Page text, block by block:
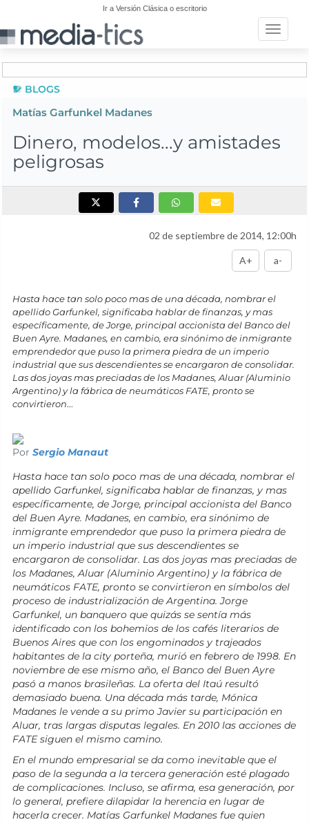
Ir a Versión Clásica o escritorio
Toggle
BLOGS
Matías Garfunkel Madanes
Dinero, modelos...y amistades
peligrosas
02 de septiembre de 2014, 12:00h
A+ a-
Hasta hace tan solo poco mas de una década, nombrar el
apellido Garfunkel, significaba hablar de finanzas, y mas
específicamente, de Jorge, principal accionista del Banco del
Buen Ayre. Madanes, en cambio, era sinónimo de inmigrante
emprendedor que puso la primera piedra de un imperio
industrial que sus descendientes se encargaron de consolidar.
Las dos joyas mas preciadas de los Madanes, Aluar (Aluminio
Argentino) y la fábrica de neumáticos FATE, pronto se
convirtieron...
Por Sergio Manaut
Hasta hace tan solo poco mas de una década, nombrar el
apellido Garfunkel, significaba hablar de finanzas, y mas
específicamente, de Jorge, principal accionista del Banco
del Buen Ayre. Madanes, en cambio, era sinónimo de
inmigrante emprendedor que puso la primera piedra de
un imperio industrial que sus descendientes se
encargaron de consolidar. Las dos joyas mas preciadas de
los Madanes, Aluar (Aluminio Argentino) y la fábrica de
neumáticos FATE, pronto se convirtieron en símbolos del
proceso de industrialización de Argentina. Jorge
Garfunkel, un banquero que quizás se sentía más
identificado con los bohemios de los cafés literarios de
Buenos Aires que con los engominados y trajeados
habitantes de la city porteña, murió en febrero de 1998. En
noviembre de ese mismo año, el Banco del Buen Ayre
pasó a manos brasileñas. La oferta del Itaú resultó
demasiado buena. Una década más tarde, Mónica
Madanes le vende a su primo Javier su participación en
Aluar, tras largas disputas legales. En 2010 las acciones de
FATE siguen el mismo camino.
En el mundo empresarial se da como inevitable que el
paso de la segunda a la tercera generación esté plagado
de complicaciones. Incluso, se afirma, esa generación, por
lo general, prefiere dilapidar la herencia en lugar de
hacerla crecer. Matías Garfunkel Madanes fue quien